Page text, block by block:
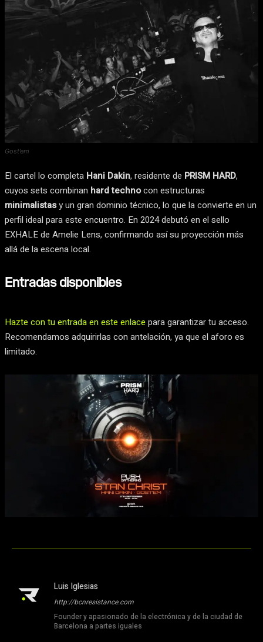
Gost’em
El cartel lo completa Hani Dakin, residente de PRISM HARD,
cuyos sets combinan hard technocon estructuras
minimalistasy un gran dominio técnico, lo que la convierte en un
perfil ideal para este encuentro. En 2024 debutó en el sello
EXHALE de Amelie Lens, confirmando así su proyección más
allá de la escena local.
Entradas disponibles
Hazte con tu entrada en este enlace para garantizar tu acceso.
Recomendamos adquirirlas con antelación, ya que el aforo es
limitado.
Luis Iglesias
http://bcnresistance.com
Founder y apasionado de la electrónica y de la ciudad de
Barcelona a partes iguales